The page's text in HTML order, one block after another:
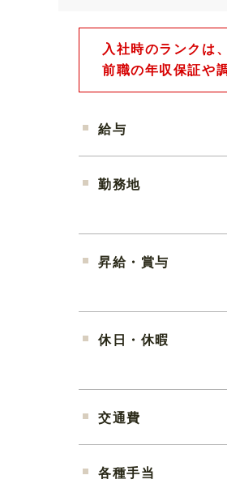
入社時のランクは
前職の年収保証や
給与
勤務地
昇給・賞与
休日・休暇
交通費
各種手当